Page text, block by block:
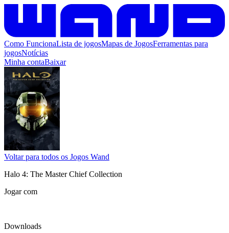
Como FuncionaLista de jogosMapas de JogosFerramentas para
jogosNotícias
Minha contaBaixar
Voltar para todos os Jogos Wand
Halo 4: The Master Chief Collection
Jogar com
Downloads